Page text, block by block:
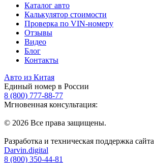
Каталог авто
Калькулятор стоимости
Проверка по VIN-номеру
Отзывы
Видео
Блог
Контакты
Авто из Китая
Единый номер в России
8 (800) 777-88-77
Мгновенная консультация:
© 2026 Все права защищены.
Разработка и техническая поддержка сайта
Darvin.digital
8 (800) 350-44-81